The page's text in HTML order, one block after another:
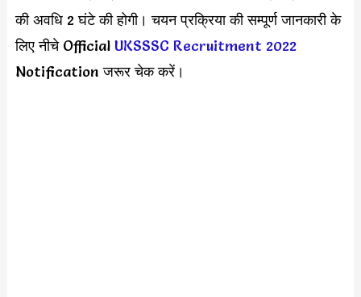
की अवधि 2 घंटे की होगी। चयन प्रक्रिया की सम्पूर्ण जानकारी के
लिए नीचे Official UKSSSC Recruitment 2022
Notification जरूर चेक करें।